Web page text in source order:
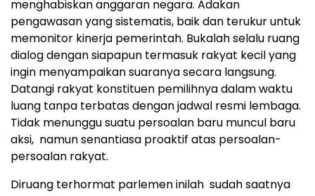
menghabiskan anggaran negara. Adakan
pengawasan yang sistematis, baik dan terukur untuk
memonitor kinerja pemerintah. Bukalah selalu ruang
dialog dengan siapapun termasuk rakyat kecil yang
ingin menyampaikan suaranya secara langsung.
Datangi rakyat konstituen pemilihnya dalam waktu
luang tanpa terbatas dengan jadwal resmi lembaga.
Tidak menunggu suatu persoalan baru muncul baru
aksi, namun senantiasa proaktif atas persoalan-
persoalan rakyat.
Diruang terhormat parlemen inilah sudah saatnya